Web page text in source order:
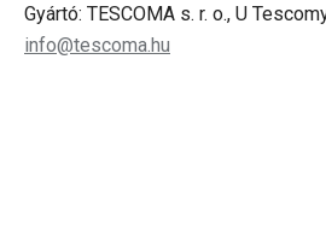
Gyártó: TESCOMA s. r. o., U
info@tescoma.hu